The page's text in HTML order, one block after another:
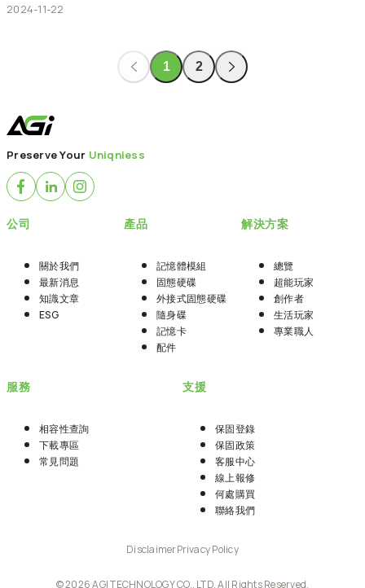
2024-11-22
1 2
Preserve Your Uniqniess
公司
關於我們
最新消息
知識文章
ESG
產品
記憶體模組
固態硬碟
外接式固態硬碟
隨身碟
記憶卡
配件
解決方案
總覽
超能玩家
創作者
生活玩家
專業職人
服務
相容性查詢
下載專區
常見問題
支援
保固登錄
保固政策
客服中心
線上報修
何處購買
聯絡我們
DisclaimerPrivacy Policy
© 2026 AGI TECHNOLOGY CO., LTD. All Rights Reserved.